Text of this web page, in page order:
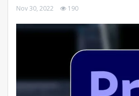
Nov 30, 2022 190